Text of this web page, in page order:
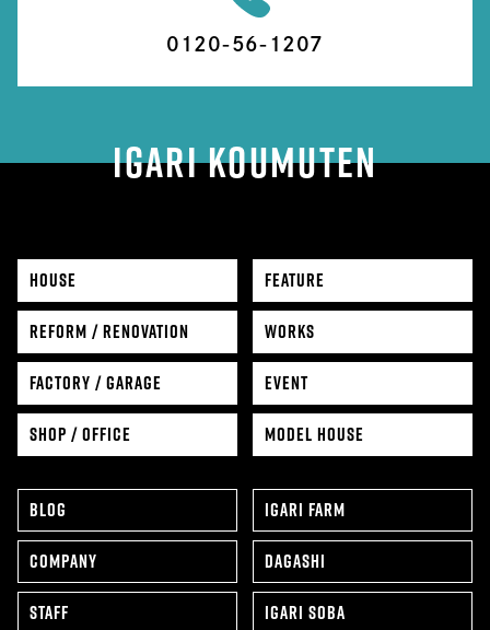
0120-56-1207
IGARI KOUMUTEN
HOUSE
FEATURE
REFORM / RENOVATION
WORKS
FACTORY / GARAGE
EVENT
SHOP / OFFICE
MODEL HOUSE
BLOG
IGARI FARM
COMPANY
DAGASHI
STAFF
IGARI SOBA